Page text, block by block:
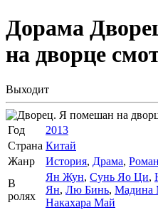
Дорама
на дворце
Выходит
Год
2013
Страна Китай
Жанр
История, Драма,
В
ролях
Ян Жун, Сунь Яо Ци,
Ян, Лю Бинь, Мадина
Накахара Май